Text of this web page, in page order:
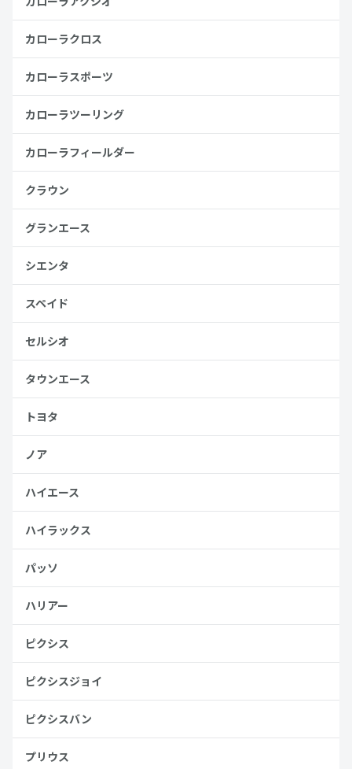
カローラクロス
カローラスポーツ
カローラツーリング
カローラフィールダー
クラウン
グランエース
シエンタ
スペイド
セルシオ
タウンエース
トヨタ
ノア
ハイエース
ハイラックス
パッソ
ハリアー
ピクシス
ピクシスジョイ
ピクシスバン
プリウス